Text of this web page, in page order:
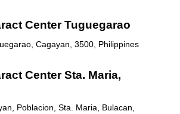
Center Tuguegarao
Cagayan, 3500, Philippines
Center Sta. Maria,
Poblacion, Sta. Maria, Bulacan,